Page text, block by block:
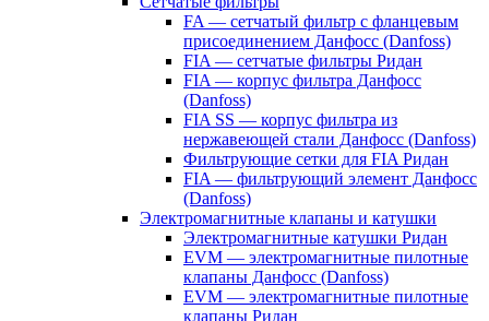
FA — сетчатый фильтр с фланцевым
присоединением Данфосс (Danfoss)
FIA — сетчатые фильтры Ридан
FIA — корпус фильтра Данфосс
(Danfoss)
FIA SS — корпус фильтра из
нержавеющей стали Данфосс (Danfoss)
Фильтрующие сетки для FIA Ридан
FIA — фильтрующий элемент Данфосс
(Danfoss)
Электромагнитные клапаны и катушки
Электромагнитные катушки Ридан
EVM — электромагнитные пилотные
клапаны Данфосс (Danfoss)
EVM — электромагнитные пилотные
клапаны Ридан